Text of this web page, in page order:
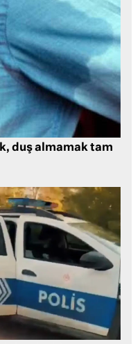
duş almamak tam